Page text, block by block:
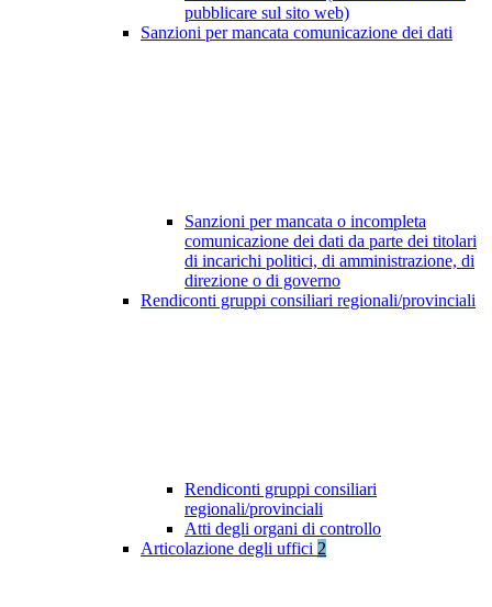
pubblicare sul sito web)
Sanzioni per mancata comunicazione dei dati
Sanzioni per mancata o incompleta
comunicazione dei dati da parte dei titolari
di incarichi politici, di amministrazione, di
direzione o di governo
Rendiconti gruppi consiliari regionali/provinciali
Rendiconti gruppi consiliari
regionali/provinciali
Atti degli organi di controllo
Articolazione degli uffici 2